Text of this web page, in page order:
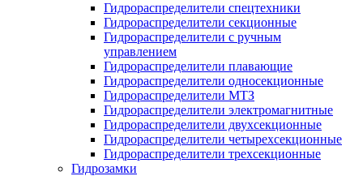
Гидрораспределители спецтехники
Гидрораспределители секционные
Гидрораспределители с ручным
управлением
Гидрораспределители плавающие
Гидрораспределители односекционные
Гидрораспределители МТЗ
Гидрораспределители электромагнитные
Гидрораспределители двухсекционные
Гидрораспределители четырехсекционные
Гидрораспределители трехсекционные
Гидрозамки